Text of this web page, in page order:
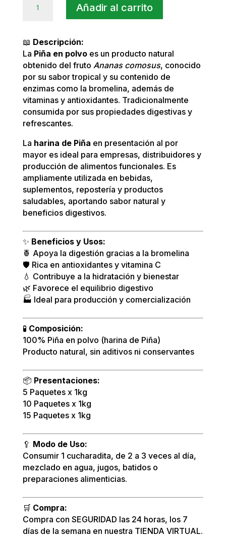
al
por
Mayor
cantidad
Añadir al carrito
📖 Descripción:
La Piña en polvoes un producto natural
obtenido del fruto Ananas comosus, conocido
por su sabor tropical y su contenido de
enzimas como la bromelina, además de
vitaminas y antioxidantes. Tradicionalmente
consumida por sus propiedades digestivas y
refrescantes.
La harina de Piña en presentación al por
mayor es ideal para empresas, distribuidores y
producción de alimentos funcionales. Es
ampliamente utilizada en bebidas,
suplementos, repostería y productos
saludables, aportando sabor natural y
beneficios digestivos.
✨ Beneficios y Usos:
🍍 Apoya la digestión gracias a la bromelina
🛡️ Rica en antioxidantes y vitamina C
💧 Contribuye a la hidratación y bienestar
🌿 Favorece el equilibrio digestivo
🏭 Ideal para producción y comercialización
🧪 Composición:
100% Piña en polvo (harina de Piña)
Producto natural, sin aditivos ni conservantes
📦 Presentaciones:
5 Paquetes x 1kg
10 Paquetes x 1kg
15 Paquetes x 1kg
🥄 Modo de Uso:
Consumir 1 cucharadita, de 2 a 3 veces al día,
mezclado en agua, jugos, batidos o
preparaciones alimenticias.
🛒 Compra:
Compra con SEGURIDAD las 24 horas, los 7
días de la semana en nuestra TIENDA VIRTUAL.